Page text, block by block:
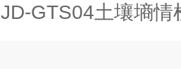
JD-GTS04土壤墒情